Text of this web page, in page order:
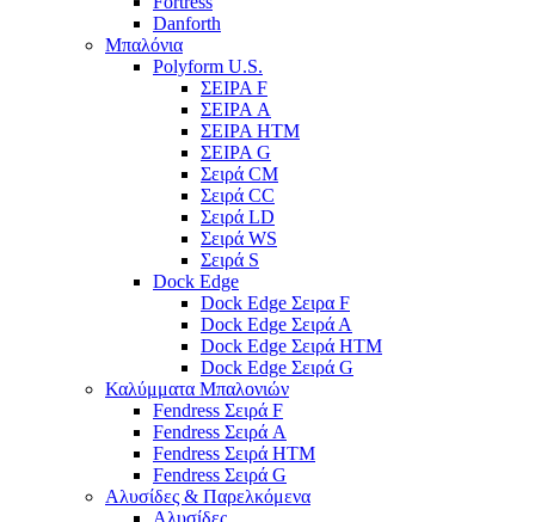
Danforth
Μπαλόνια
Polyform U.S.
ΣΕΙΡΑ F
ΣΕΙΡΑ A
ΣΕΙΡΑ HTM
ΣΕΙΡΑ G
Σειρά CM
Σειρά CC
Σειρά LD
Σειρά WS
Σειρά S
Dock Edge
Dock Edge Σειρα F
Dock Edge Σειρά Α
Dock Edge Σειρά HTM
Dock Edge Σειρά G
Καλύμματα Μπαλονιών
Fendress Σειρά F
Fendress Σειρά A
Fendress Σειρά HTM
Fendress Σειρά G
Αλυσίδες & Παρελκόμενα
Αλυσίδες